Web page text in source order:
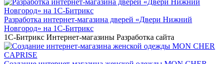
Разработка интернет-магазина дверей «Двери Нижний
Новгород» на 1С-Битрикс
1С-Битрикс Интернет-магазины Разработка сайта